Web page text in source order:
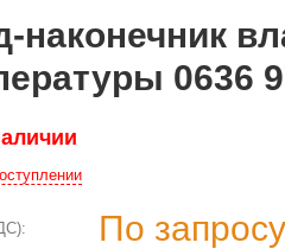
наконечник
0636
По запросу